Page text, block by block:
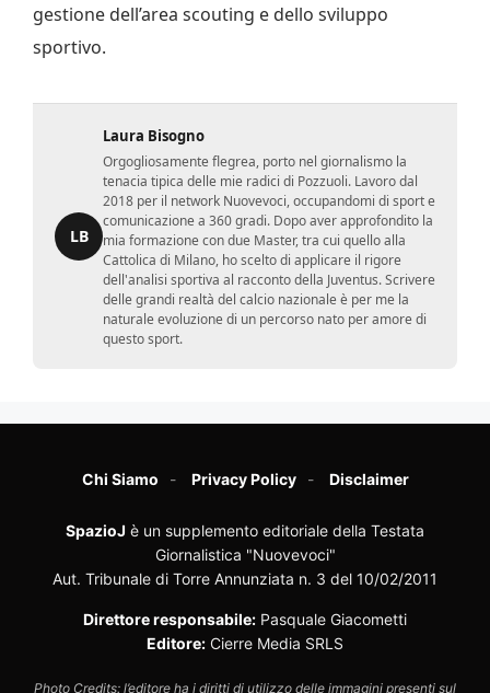
gestione dell’area scouting e dello sviluppo
sportivo.
LB
Laura Bisogno
Orgogliosamente flegrea, porto nel giornalismo la
tenacia tipica delle mie radici di Pozzuoli. Lavoro dal
2018 per il network Nuovevoci, occupandomi di sport e
comunicazione a 360 gradi. Dopo aver approfondito la
mia formazione con due Master, tra cui quello alla
Cattolica di Milano, ho scelto di applicare il rigore
dell'analisi sportiva al racconto della Juventus. Scrivere
delle grandi realtà del calcio nazionale è per me la
naturale evoluzione di un percorso nato per amore di
questo sport.
Chi Siamo Privacy Policy Disclaimer
SpazioJ è un supplemento editoriale della Testata
Giornalistica "Nuovevoci"
Aut. Tribunale di Torre Annunziata n. 3 del 10/02/2011
Direttore responsabile: Pasquale Giacometti
Editore: Cierre Media SRLS
Photo Credits: l’editore ha i diritti di utilizzo delle immagini presenti sul